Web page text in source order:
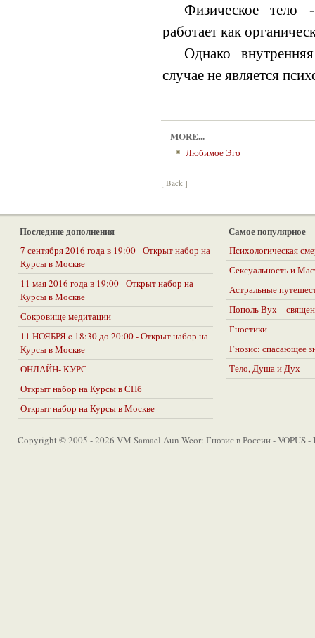
Физическое
работает как
Однако
случае не является
MORE...
Любимое Эго
[ Back ]
Последние дополнения
7 сентября 2016 года в 19:00 - Открыт набор на
Курсы в Москве
11 мая 2016 года в 19:00 - Открыт набор на
Курсы в Москве
Сокровище медитации
11 НОЯБРЯ c 18:30 до 20:00 - Открыт набор на
Курсы в Москве
ОНЛАЙН- КУРС
Открыт набор на Курсы в СПб
Открыт набор на Курсы в Москве
Самое популярное
Психологическая
Сексуальность и
Астральные
Пополь Вух –
Гностики
Гнозис: спасающее
Тело, Душа и Дух
Copyright © 2005 - 2026 VM Samael Aun Weor: Гнозис в России - VOPUS -